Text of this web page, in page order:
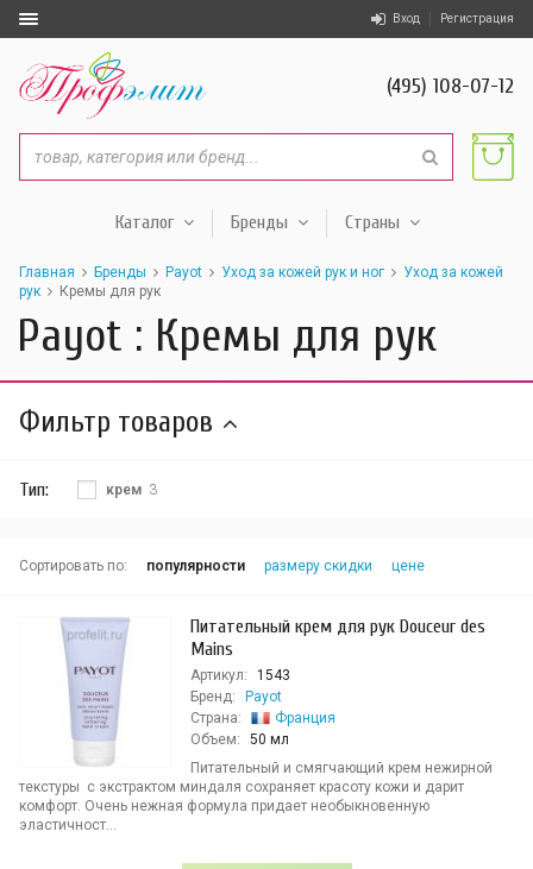
Вход Регистрация
(495) 108-07-12
Каталог Бренды Страны
Главная Бренды Payot Уход за кожей рук и ног
Уход за кожей
рук
Кремы для рук
Payot : Кремы для рук
Фильтр товаров
Тип: крем 3
Сортировать по: популярности размеру скидки цене
Питательный крем для рук Douceur des
Mains
Артикул:
1543
Бренд:
Payot
Страна:
Франция
Объем:
50 мл
Питательный и смягчающий крем нежирной
текстуры с экстрактом миндаля сохраняет красоту кожи и дарит
комфорт. Очень нежная формула придает необыкновенную
эластичност...